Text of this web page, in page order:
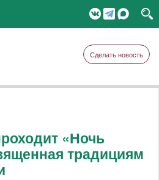
Сделать новость
«Ночь
традициям